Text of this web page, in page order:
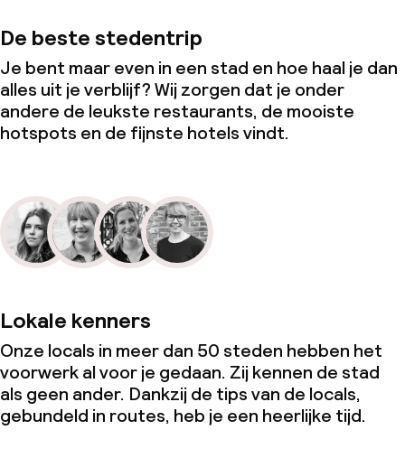
De beste stedentrip
Je bent maar even in een stad en hoe haal je dan
alles uit je verblijf? Wij zorgen dat je onder
andere de leukste restaurants, de mooiste
hotspots en de fijnste hotels vindt.
Lokale kenners
Onze locals in meer dan 50 steden hebben het
voorwerk al voor je gedaan. Zij kennen de stad
als geen ander. Dankzij de tips van de locals,
gebundeld in routes, heb je een heerlijke tijd.